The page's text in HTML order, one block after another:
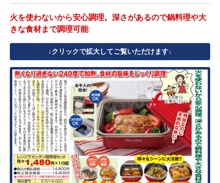
火を使わないから安心調理。深さがあるので鍋料理や大
きな食材まで調理可能
クリックで拡大してご覧いただけます